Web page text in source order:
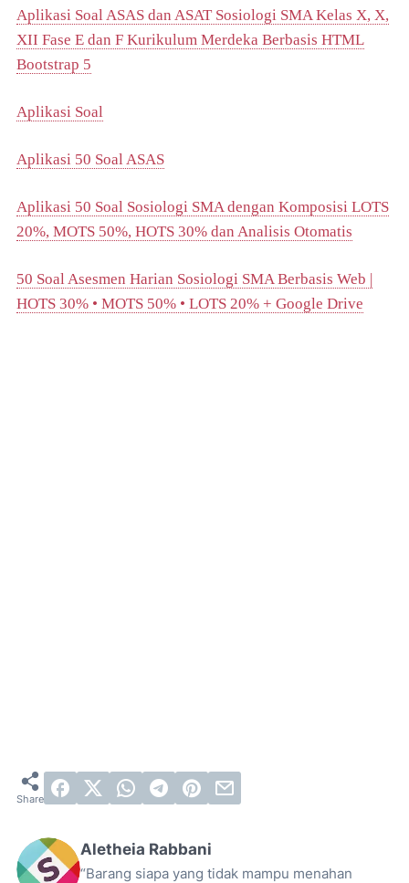
Aplikasi Soal ASAS dan ASAT Sosiologi SMA Kelas X, X,
XII Fase E dan F Kurikulum Merdeka Berbasis HTML
Bootstrap 5
Aplikasi Soal
Aplikasi 50 Soal ASAS
Aplikasi 50 Soal Sosiologi SMA dengan Komposisi LOTS
20%, MOTS 50%, HOTS 30% dan Analisis Otomatis
50 Soal Asesmen Harian Sosiologi SMA Berbasis Web |
HOTS 30% • MOTS 50% • LOTS 20% + Google Drive
Aletheia Rabbani
“Barang siapa yang tidak mampu menahan